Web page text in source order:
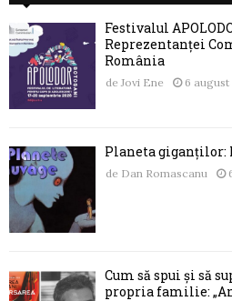
Festivalul
Reprezentanței
România
de Jovi Ene 6 august
Planeta giganților:
de Dan Romascanu
Cum să spui și să
propria familie: